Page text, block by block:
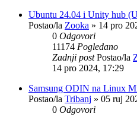
Ubuntu 24.04 i Unity hub
Postao/la Zooka » 14 pro
0 Odgovori
11174 Pogledano
Zadnji postPostao/la
14 pro 2024, 17:29
Samsung ODIN na Linux
Postao/la Tribanj » 05 ruj
0 Odgovori